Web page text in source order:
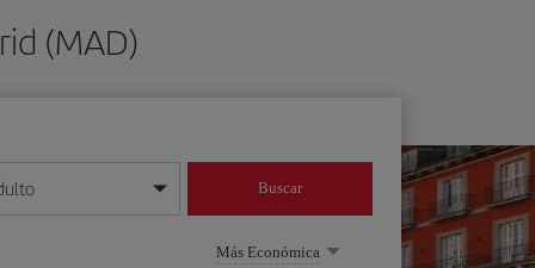
(MAD)
mes/año
Buscar
Más Económica